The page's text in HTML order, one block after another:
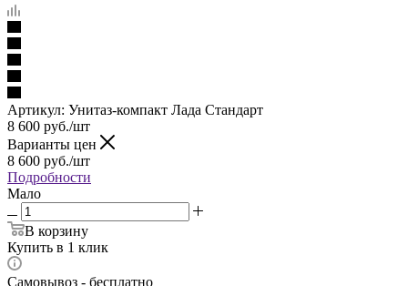
Артикул: Унитаз-компакт Лада Стандарт
8 600 руб./шт
Варианты цен
8 600 руб./шт
Подробности
Мало
В корзину
Купить в 1 клик
Самовывоз - бесплатно